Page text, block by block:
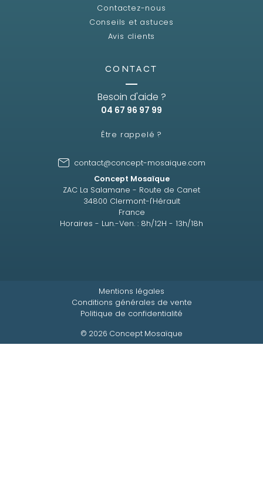
Contactez-nous
Conseils et astuces
Avis clients
CONTACT
Besoin d'aide ?
04 67 96 97 99
Être rappelé ?
contact@concept-mosaique.com
Concept Mosaïque
ZAC La Salamane - Route de Canet
34800 Clermont-l'Hérault
France
Horaires - Lun.-Ven. : 8h/12H - 13h/18h
© 2026 Concept Mosaïque
Mentions légales
Conditions générales de vente
Politique de confidentialité